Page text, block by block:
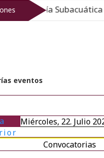
Subacuática
eventos
Miércoles, 22. Julio
Convocatorias